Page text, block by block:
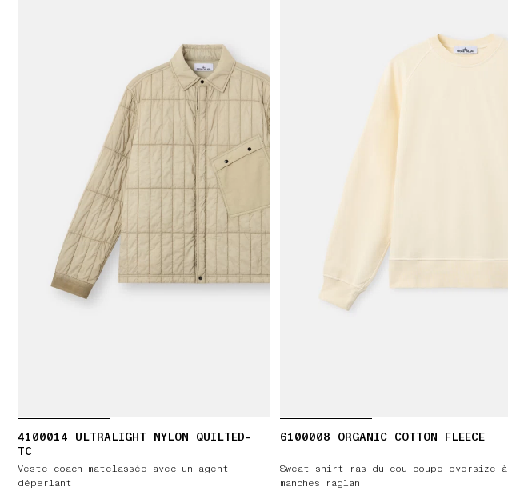
4100014 ULTRALIGHT NYLON QUILTED-
TC
Veste coach matelassée avec un agent
déperlant
6100008 ORGANIC COTTON FLEECE
Sweat-shirt ras-du-cou coupe oversize à
manches raglan